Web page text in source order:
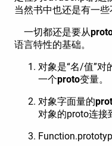
当然书中也还是有一些
一切都还是要从
语言特性的基础。
对象是“名/值”对
一个proto变量。
对象字面量的
对象的proto连接